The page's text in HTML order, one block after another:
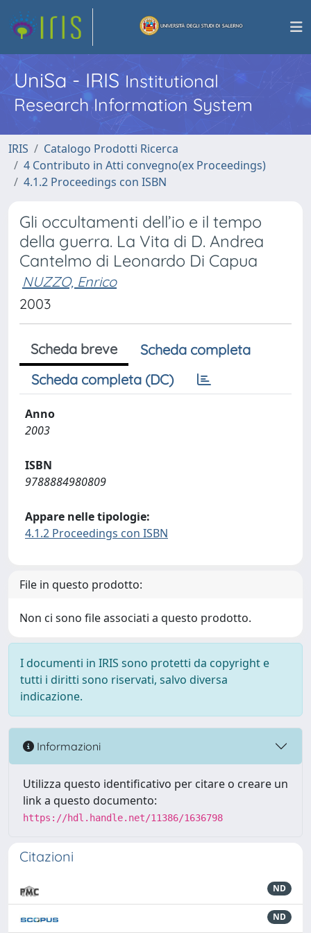
UniSa - IRISInstitutional
Research Information System
IRIS
Catalogo Prodotti Ricerca
4 Contributo in Atti convegno(ex Proceedings)
4.1.2 Proceedings con ISBN
Gli occultamenti dell’io e il tempo
della guerra. La Vita di D. Andrea
Cantelmo di Leonardo Di Capua
NUZZO, Enrico
2003
Scheda breve
Scheda completa
Scheda completa (DC)
Anno
2003
ISBN
9788884980809
Appare nelle tipologie:
4.1.2 Proceedings con ISBN
File in questo prodotto:
Non ci sono file associati a questo prodotto.
I documenti in IRIS sono protetti da copyright e
tutti i diritti sono riservati, salvo diversa
indicazione.
Informazioni
Utilizza questo identificativo per citare o creare un
link a questo documento:
https://hdl.handle.net/11386/1636798
Citazioni
ND
ND